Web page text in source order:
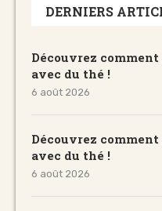
DERNIERS
Découvrez
avec du thé !
6 août 2026
Découvrez
avec du thé !
6 août 2026